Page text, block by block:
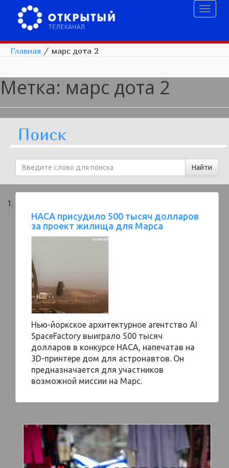
Главная / марс дота 2
Метка: марс дота 2
Поиск
НАСА присудило 500 тысяч долларов
за проект жилища для Марса
Нью-йоркское архитектурное агентство AI
SpaceFactory выиграло 500 тысяч
долларов в конкурсе НАСА, напечатав на
3D-принтере дом для астронавтов. Он
предназначается для участников
возможной миссии на Марс.